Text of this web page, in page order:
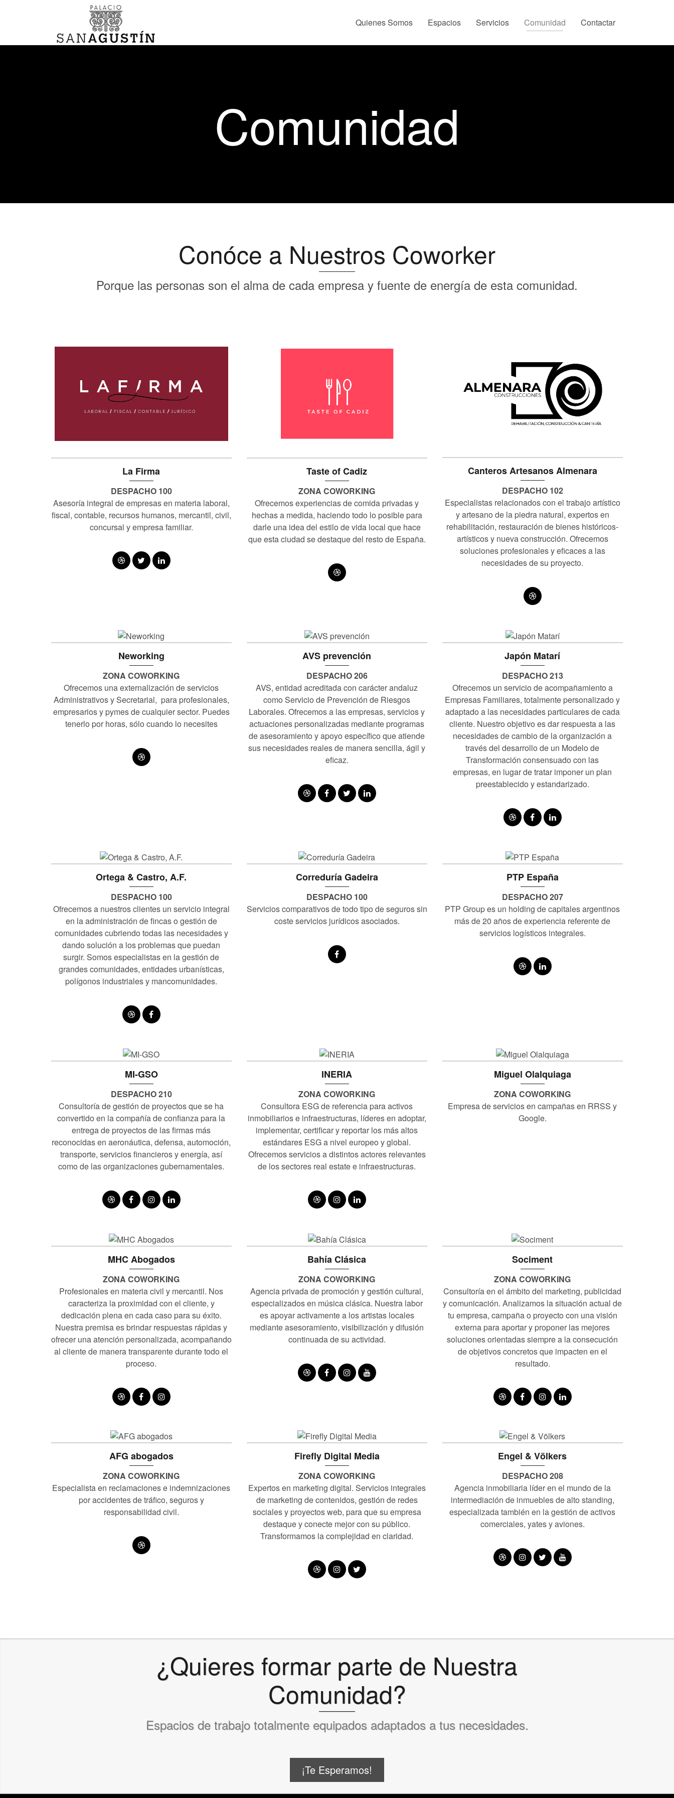
Quienes Somos Espacios Servicios Comunidad Contactar
Comunidad
Conóce a Nuestros Coworker
Porque las personas son el alma de cada empresa y fuente de energía de esta comunidad.
La Firma
DESPACHO 100
Asesoría integral de empresas en materia laboral,
ﬁscal, contable, recursos humanos, mercantil, civil,
concursal y empresa familiar.
Taste of Cadiz
ZONA COWORKING
Ofrecemos experiencias de comida privadas y
hechas a medida, haciendo todo lo posible para
darle una idea del estilo de vida local que hace
que esta ciudad se destaque del resto de España.
Canteros Artesanos Almenara
DESPACHO 102
Especialistas relacionados con el trabajo artístico
y artesano de la piedra natural, expertos en
rehabilitación, restauración de bienes históricos-
artísticos y nueva construcción. Ofrecemos
soluciones profesionales y eﬁcaces a las
necesidades de su proyecto.
Neworking
ZONA COWORKING
Ofrecemos una externalización de servicios
Administrativos y Secretarial, para profesionales,
empresarios y pymes de cualquier sector. Puedes
tenerlo por horas, sólo cuando lo necesites
AVS prevención
DESPACHO 206
AVS, entidad acreditada con carácter andaluz
como Servicio de Prevención de Riesgos
Laborales. Ofrecemos a las empresas, servicios y
actuaciones personalizadas mediante programas
de asesoramiento y apoyo específico que atiende
sus necesidades reales de manera sencilla, ágil y
eficaz.
Japón Matarí
DESPACHO 213
Ofrecemos un servicio de acompañamiento a
Empresas Familiares, totalmente personalizado y
adaptado a las necesidades particulares de cada
cliente. Nuestro objetivo es dar respuesta a las
necesidades de cambio de la organización a
través del desarrollo de un Modelo de
Transformación consensuado con las
empresas, en lugar de tratar imponer un plan
preestablecido y estandarizado.
Ortega & Castro, A.F.
DESPACHO 100
Ofrecemos a nuestros clientes un servicio integral
en la administración de fincas o gestión de
comunidades cubriendo todas las necesidades y
dando solución a los problemas que puedan
surgir. Somos especialistas en la gestión de
grandes comunidades, entidades urbanísticas,
polígonos industriales y mancomunidades.
Correduría Gadeira
DESPACHO 100
Servicios comparativos de todo tipo de seguros sin
coste servicios jurídicos asociados.
PTP España
DESPACHO 207
PTP Group es un holding de capitales argentinos
más de 20 años de experiencia referente de
servicios logísticos integrales.
MI-GSO
DESPACHO 210
Consultoría de gestión de proyectos que se ha
convertido en la compañía de confianza para la
entrega de proyectos de las firmas más
reconocidas en aeronáutica, defensa, automoción,
transporte, servicios financieros y energía, así
como de las organizaciones gubernamentales.
INERIA
ZONA COWORKING
Consultora ESG de referencia para activos
inmobiliarios e infraestructuras, líderes en adoptar,
implementar, certificar y reportar los más altos
estándares ESG a nivel europeo y global.
Ofrecemos servicios a distintos actores relevantes
de los sectores real estate e infraestructuras.
Miguel Olalquiaga
ZONA COWORKING
Empresa de servicios en campañas en RRSS y
Google.
MHC Abogados
ZONA COWORKING
Profesionales en materia civil y mercantil. Nos
caracteriza la proximidad con el cliente, y
dedicación plena en cada caso para su éxito.
Nuestra premisa es brindar respuestas rápidas y
ofrecer una atención personalizada, acompañando
al cliente de manera transparente durante todo el
proceso.
Bahía Clásica
ZONA COWORKING
Agencia privada de promoción y gestión cultural,
especializados en música clásica. Nuestra labor
es apoyar activamente a los artistas locales
mediante asesoramiento, visibilización y difusión
continuada de su actividad.
Sociment
ZONA COWORKING
Consultoría en el ámbito del marketing, publicidad
y comunicación. Analizamos la situación actual de
tu empresa, campaña o proyecto con una visión
externa para aportar y proponer las mejores
soluciones orientadas siempre a la consecución
de objetivos concretos que impacten en el
resultado.
AFG abogados
ZONA COWORKING
Especialista en reclamaciones e indemnizaciones
por accidentes de tráfico, seguros y
responsabilidad civil.
Firefly Digital Media
ZONA COWORKING
Expertos en marketing digital. Servicios integrales
de marketing de contenidos, gestión de redes
sociales y proyectos web, para que su empresa
destaque y conecte mejor con su público.
Transformamos la complejidad en claridad.
Engel & Völkers
DESPACHO 208
Agencia inmobiliaria líder en el mundo de la
intermediación de inmuebles de alto standing,
especializada también en la gestión de activos
comerciales, yates y aviones.
¿Quieres formar parte de Nuestra
Comunidad?
Espacios de trabajo totalmente equipados adaptados a tus necesidades.
¡Te Esperamos!